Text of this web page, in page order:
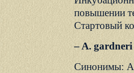
повышении
Стартовый
– A.
Синонимы: